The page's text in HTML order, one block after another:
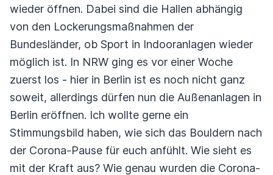
wieder öffnen. Dabei sind die Hallen abhängig
von den Lockerungsmaßnahmen der
Bundesländer, ob Sport in Indooranlagen wieder
möglich ist. In NRW ging es vor einer Woche
zuerst los - hier in Berlin ist es noch nicht ganz
soweit, allerdings dürfen nun die Außenanlagen in
Berlin eröffnen. Ich wollte gerne ein
Stimmungsbild haben, wie sich das Bouldern nach
der Corona-Pause für euch anfühlt. Wie sieht es
mit der Kraft aus? Wie genau wurden die Corona-